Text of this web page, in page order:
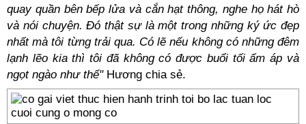
quay quần bên bếp lửa và cắn hạt thông, nghe họ hát hò
và nói chuyện. Đó thật sự là một trong những ký ức đẹp
nhất mà tôi từng trải qua. Có lẽ nếu không có những đêm
lạnh lẽo kia thì tôi đã không có được buổi tối ấm áp và
ngọt ngào như thế"Hương chia sẻ.